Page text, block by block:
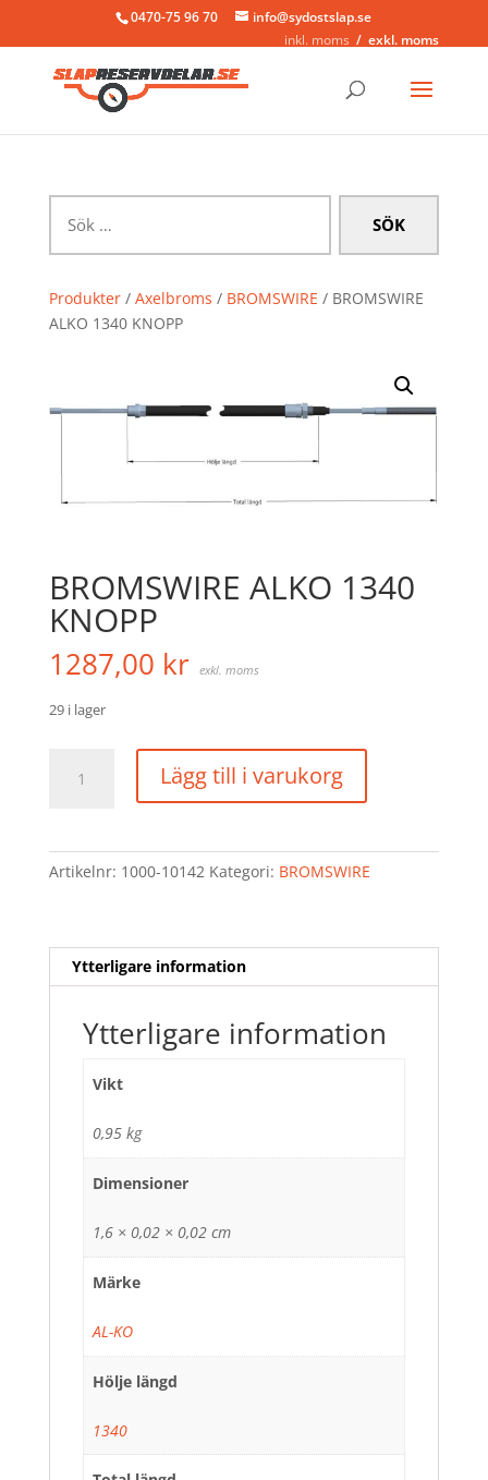
0470-75 96 70
info@sydostslap.se
inkl. moms
exkl. moms
efter:
Produkter/ Axelbroms / BROMSWIRE / BROMSWIRE
ALKO 1340 KNOPP
BROMSWIRE ALKO 1340
KNOPP
1287,00 kr exkl. moms
29 i lager
ALKO
Lägg till i varukorg
Artikelnr: 1000-10142 Kategori: BROMSWIRE
Ytterligare information
Ytterligare information
Vikt
0,95 kg
Dimensioner
1,6 × 0,02 × 0,02 cm
Märke
AL-KO
Hölje längd
1340